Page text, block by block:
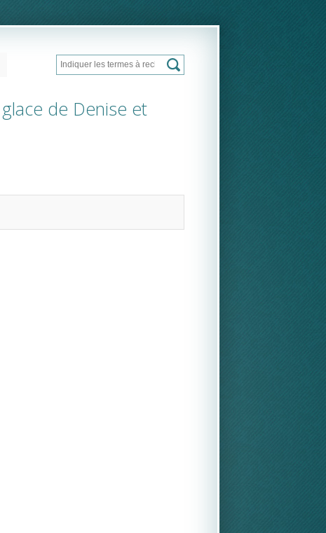
Formulaire de recherche
Rechercher
de Denise et